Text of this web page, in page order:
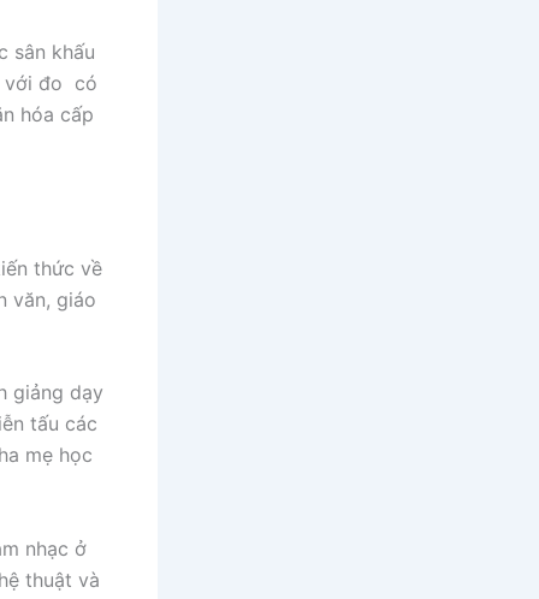
sân khấu
với đo có
hóa cấp
thức về
văn, giáo
giảng dạy
tấu các
mẹ học
nhạc ở
thuật và